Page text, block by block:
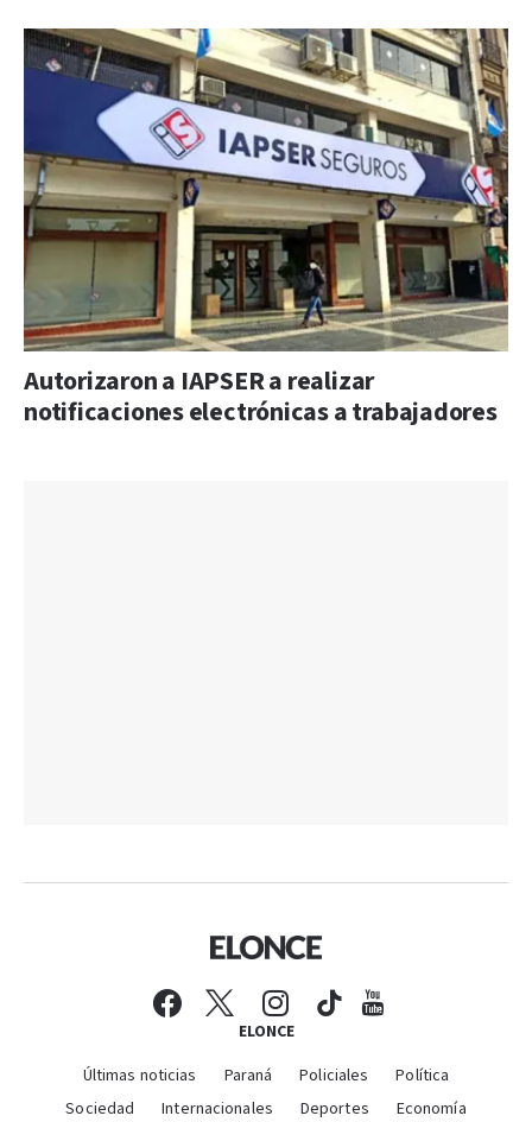
Autorizaron a IAPSER a realizar
notificaciones electrónicas a trabajadores
ELONCE
Últimas noticias Paraná Policiales
Política
Sociedad
Internacionales Deportes Economía